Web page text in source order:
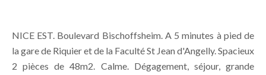
NICE EST. Boulevard Bischoffsheim. A 5 minutes à pied de
la gare de Riquier et de la Faculté St Jean d'Angelly. Spacieux
2 pièces de 48m2. Calme. Dégagement, séjour, grande